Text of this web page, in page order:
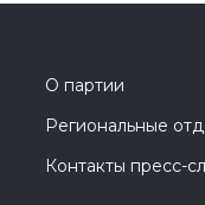
О партии
Региональные
Контакты пресс-